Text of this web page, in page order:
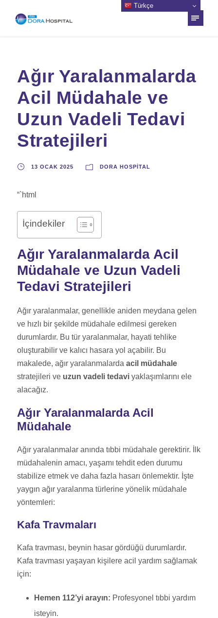
Ağır Yaralanmalarda
Acil Müdahale ve
Uzun Vadeli Tedavi
Stratejileri
13 OCAK 2025 DORA HOSPITAL
“`html
İçindekiler
Ağır Yaralanmalarda Acil
Müdahale ve Uzun Vadeli
Tedavi Stratejileri
Ağır yaralanmalar, genellikle aniden meydana gelen
ve hızlı bir şekilde müdahale edilmesi gereken
durumlardır. Bu tür yaralanmalar, hayati tehlike
oluşturabilir ve kalıcı hasara yol açabilir. Bu
makalede, ağır yaralanmalarda acil müdahale
stratejileri ve uzun vadeli tedavi yaklaşımlarını ele
alacağız.
Ağır Yaralanmalarda Acil
Müdahale
Ağır yaralanmalar anında tıbbi müdahale gerektirir. İlk
müdahalenin amacı, yaşamı tehdit eden durumu
stabilize etmek ve daha fazla hasarı önlemektir. İşte
yaygın ağır yaralanma türlerine yönelik müdahale
yöntemleri:
Kafa Travmaları
Kafa travması, beynin hasar gördüğü durumlardır.
Kafa travması yaşayan kişilere acil yardım sağlamak
için:
Hemen 112’yi arayın: Profesyonel tıbbi yardım
isteyin.
Türkçe